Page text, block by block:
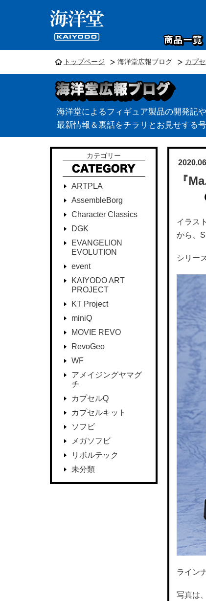
トップページ 海洋堂広報ブログ カプ
海洋堂によるフィギュア製品の開発記
最新情報＆裏話をチラリとお見せする
『
イラス
から、
シリー
ライン
写真は
カテゴリー
ARTPLA
AssembleBorg
Character Classics
DGK
EVANGELION
EVOLUTION
event
KAIYODO ART
PROJECT
KT Project
miniQ
MOVIE REVO
RevoGeo
WF
アメイジングヤマグ
チ
カプセルQ
カプセルキット
ソフビ
メガソフビ
リボルテック
未分類